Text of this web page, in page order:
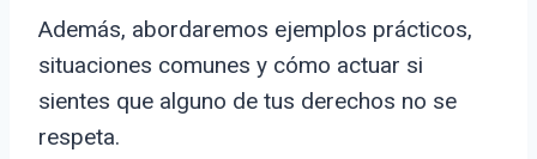
Además, abordaremos ejemplos prácticos,
situaciones comunes y cómo actuar si
sientes que alguno de tus derechos no se
respeta.